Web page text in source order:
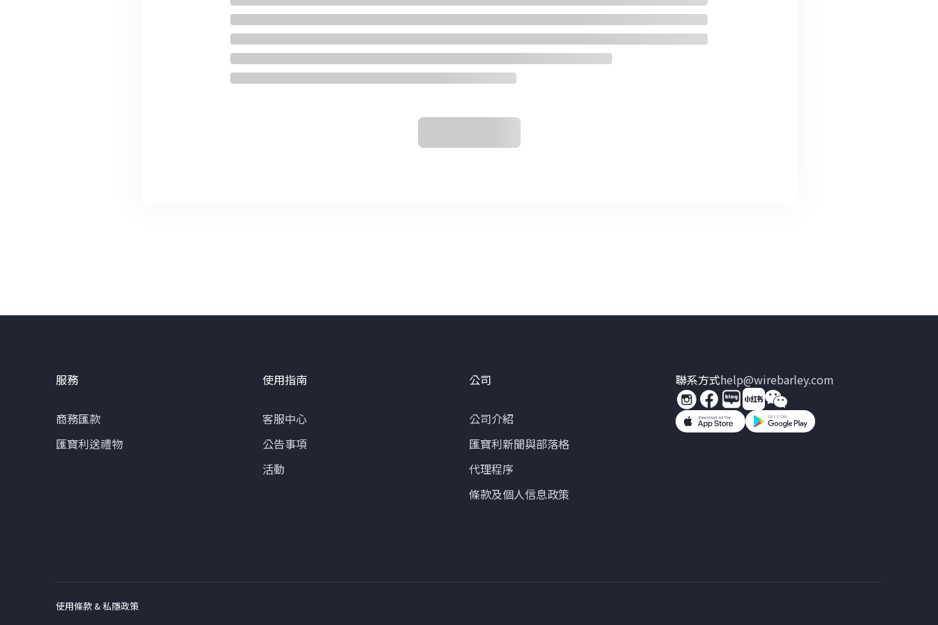
服務
商務匯款
匯寶利送禮物
使用指南
客服中心
公告事項
活動
公司
公司介紹
匯寶利新聞與部落格
代理程序
條款及個人信息政策
聯系方式help@wirebarley.com
使用條款 & 私隱政策